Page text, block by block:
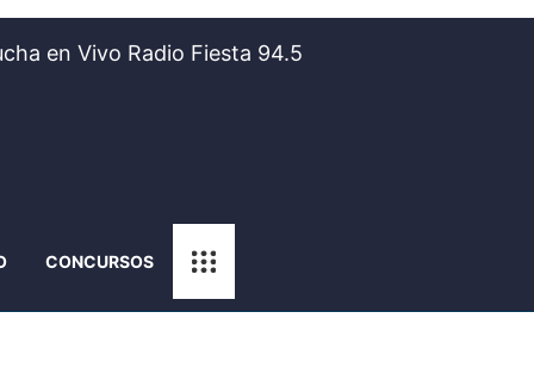
en Vivo Radio Fiesta 94.5
CONCURSOS